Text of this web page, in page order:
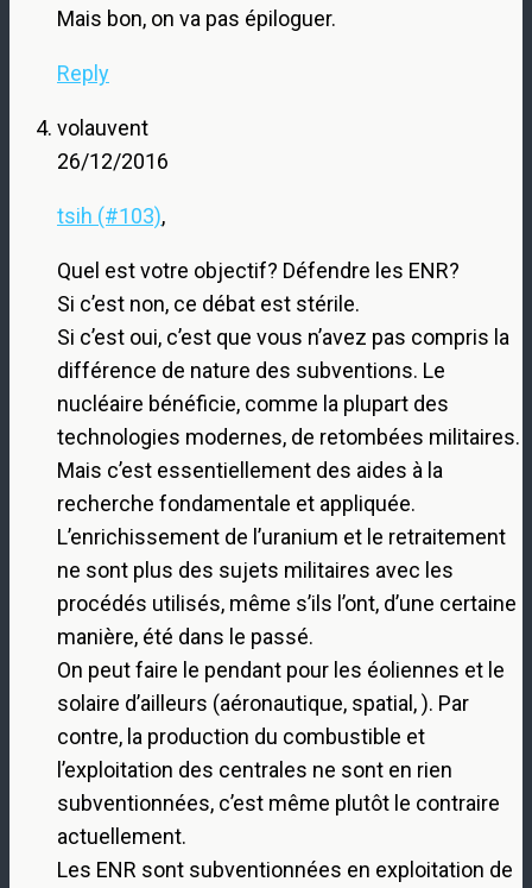
Mais bon, on va pas épiloguer.
Reply
volauvent
26/12/2016
tsih (#103),
Quel est votre objectif? Défendre les ENR?
Si c’est non, ce débat est stérile.
Si c’est oui, c’est que vous n’avez pas compris la
différence de nature des subventions. Le
nucléaire bénéficie, comme la plupart des
technologies modernes, de retombées militaires.
Mais c’est essentiellement des aides à la
recherche fondamentale et appliquée.
L’enrichissement de l’uranium et le retraitement
ne sont plus des sujets militaires avec les
procédés utilisés, même s’ils l’ont, d’une certaine
manière, été dans le passé.
On peut faire le pendant pour les éoliennes et le
solaire d’ailleurs (aéronautique, spatial, ). Par
contre, la production du combustible et
l’exploitation des centrales ne sont en rien
subventionnées, c’est même plutôt le contraire
actuellement.
Les ENR sont subventionnées en exploitation de